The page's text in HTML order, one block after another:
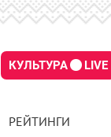
КУЛЬТУРА LIVE
РЕЙТИНГИ